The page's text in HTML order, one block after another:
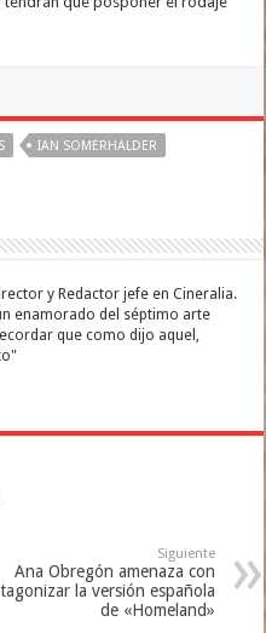
IAN SOMERHALDER
y Redactor jefe en Cineralia.
enamorado del séptimo arte
que como dijo aquel,
Siguiente
Ana Obregón amenaza con
la versión española
de «Homeland»